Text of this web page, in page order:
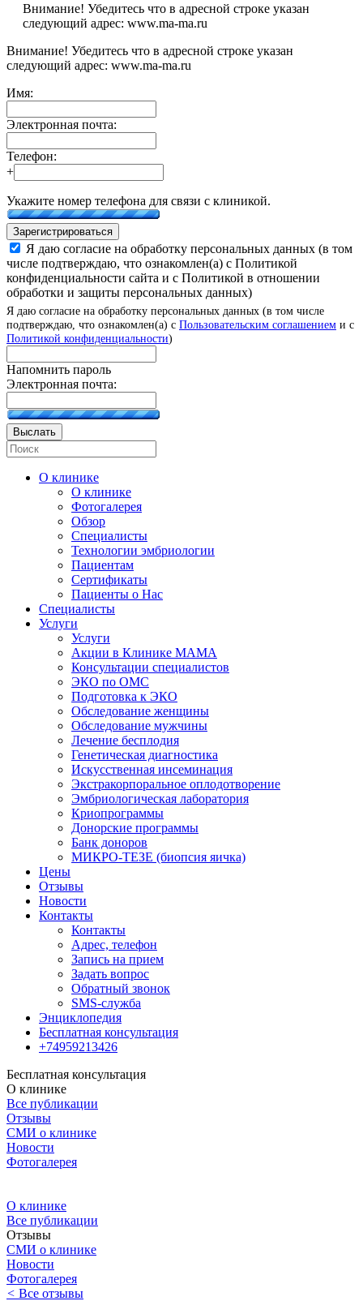
Внимание! Убедитесь что в адресной строке указан
следующий адрес: www.ma-ma.ru
Внимание! Убедитесь что в адресной строке указан
следующий адрес: www.ma-ma.ru
Имя:
Электронная почта:
Телефон:
+
Укажите номер телефона для связи с клиникой.
Зарегистрироваться
Я даю согласие на обработку персональных данных (в том
числе подтверждаю, что ознакомлен(а) с Политикой
конфиденциальности сайта и с Политикой в отношении
обработки и защиты персональных данных)
Я даю согласие на обработку персональных данных (в том числе
подтверждаю, что ознакомлен(а) с Пользовательским соглашением и с
Политикой конфиденциальности)
Напомнить пароль
Электронная почта:
Выслать
О клинике
О клинике
Фотогалерея
Обзор
Специалисты
Технологии эмбриологии
Пациентам
Сертификаты
Пациенты о Нас
Специалисты
Услуги
Услуги
Акции в Клинике МАМА
Консультации специалистов
ЭКО по ОМС
Подготовка к ЭКО
Обследование женщины
Обследование мужчины
Лечение бесплодия
Генетическая диагностика
Искусственная инсеминация
Экстракорпоральное оплодотворение
Эмбриологическая лаборатория
Криопрограммы
Донорские программы
Банк доноров
МИКРО-ТЕЗЕ (биопсия яичка)
Цены
Отзывы
Новости
Контакты
Контакты
Адрес, телефон
Запись на прием
Задать вопрос
Обратный звонок
SMS-служба
Энциклопедия
Бесплатная консультация
+74959213426
Бесплатная консультация
О клинике
Все публикации
Отзывы
СМИ о клинике
Новости
Фотогалерея
О клинике
Все публикации
Отзывы
СМИ о клинике
Новости
Фотогалерея
< Все отзывы